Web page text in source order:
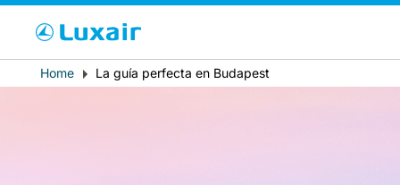
País de residencia
Breadcrumb
Home La guía perfecta en Budapest